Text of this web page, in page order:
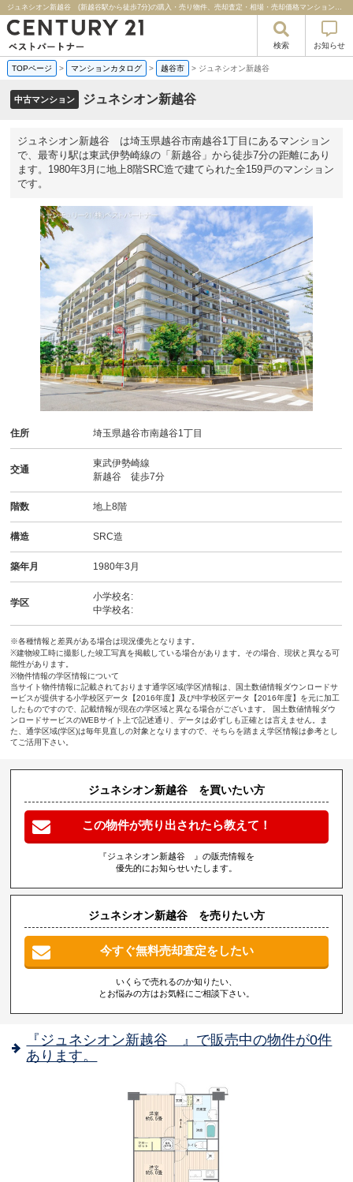
ジュネシオン新越谷 (新越谷駅から徒歩7分)の購入・売り物件、売却査定・相場・売却価格マンション情報｜センチュリー２１ベストパートナー
検索 お知らせ
TOPページ > マンションカタログ > 越谷市 > ジュネシオン新越谷
中古マンション ジュネシオン新越谷
ジュネシオン新越谷 は埼玉県越谷市南越谷1丁目にあるマンション
で、最寄り駅は東武伊勢崎線の「新越谷」から徒歩7分の距離にあり
ます。1980年3月に地上8階SRC造で建てられた全159戸のマンション
です。
住所 埼玉県越谷市南越谷1丁目
交通
東武伊勢崎線
新越谷 徒歩7分
階数 地上8階
構造 SRC造
築年月 1980年3月
学区
小学校名:
中学校名:
※各種情報と差異がある場合は現況優先となります。
※建物竣工時に撮影した竣工写真を掲載している場合があります。その場合、現状と異なる可
能性があります。
※物件情報の学区情報について
当サイト物件情報に記載されております通学区域(学区)情報は、国土数値情報ダウンロードサ
ービスが提供する小学校区データ【2016年度】及び中学校区データ【2016年度】を元に加工
したものですので、記載情報が現在の学区域と異なる場合がございます。 国土数値情報ダウ
ンロードサービスのWEBサイト上で記述通り、データは必ずしも正確とは言えません。ま
た、通学区域(学区)は毎年見直しの対象となりますので、そちらを踏まえ学区情報は参考とし
てご活用下さい。
ジュネシオン新越谷 を買いたい方
この物件が売り出されたら教えて！
『ジュネシオン新越谷 』の販売情報を
優先的にお知らせいたします。
ジュネシオン新越谷 を売りたい方
今すぐ無料売却査定をしたい
いくらで売れるのか知りたい、
とお悩みの方はお気軽にご相談下さい。
『ジュネシオン新越谷 』で販売中の物件が0件
あります。